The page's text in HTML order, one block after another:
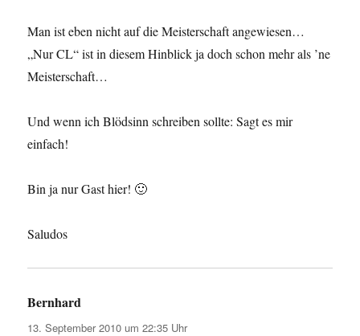
Man ist eben nicht auf die Meisterschaft angewiesen…
„Nur CL“ ist in diesem Hinblick ja doch schon mehr als ’ne
Meisterschaft…
Und wenn ich Blödsinn schreiben sollte: Sagt es mir
einfach!
Bin ja nur Gast hier! 🙂
Saludos
Bernhard
13. September 2010 um 22:35 Uhr